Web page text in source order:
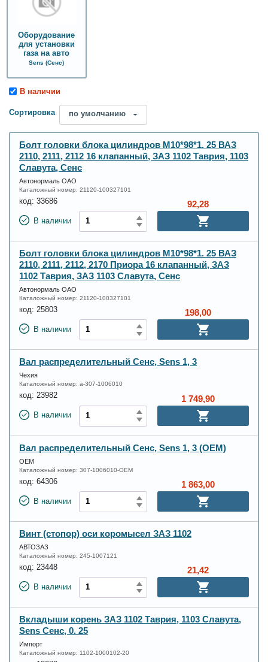
Оборудование
для установки
газа на авто
Sens (Сенс)
В наличии
Сортировка по умолчанию
Болт головки блока цилиндров М10*98*1. 25 ВАЗ
2110, 2111, 2112 16 клапанный, ЗАЗ 1102 Таврия, 1103
Славута, Сенс
Автонормаль ОАО
Каталожный номер: 21120-100327101
код: 33686
В наличии
92,28
Болт головки блока цилиндров М10*98*1. 25 ВАЗ
2110, 2111, 2112, 2170 Приора 16 клапанный, ЗАЗ
1102 Таврия, ЗАЗ 1103 Славута, Сенс
Автонормаль ОАО
Каталожный номер: 21120-100327101
код: 25803
В наличии
198,00
Вал распределительный Сенс, Sens 1, 3
Чехия
Каталожный номер: a-307-1006010
код: 23982
В наличии
1 749,90
Вал распределительный Сенс, Sens 1, 3 (OEM)
OEM
Каталожный номер: 307-1006010-OEM
код: 64306
В наличии
1 863,00
Винт (стопор) оси коромысел ЗАЗ 1102
АВТОЗАЗ
Каталожный номер: 245-1007121
код: 23448
В наличии
21,42
Вкладыши корень ЗАЗ 1102 Таврия, 1103 Славута,
Sens Сенс, 0. 25
Импорт
Каталожный номер: 1102-1000102-20